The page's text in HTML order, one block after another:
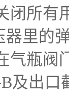
闭所有
器里的
气瓶阀
及出口